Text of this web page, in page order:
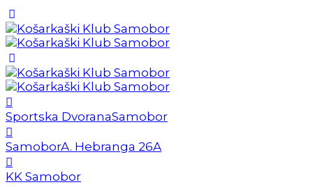
Sportska DvoranaSamobor
SamoborA. Hebranga 26A
KK Samobor